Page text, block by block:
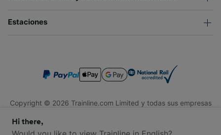
Estaciones
Copyright © 2026 Trainline.com Limited y todas sus empresas
Trainline.com Limited está registrada en Inglaterra y Gales.
Compañía No. 3846791. Dirección: 1 Stonecutter St, Londres
Hi there,